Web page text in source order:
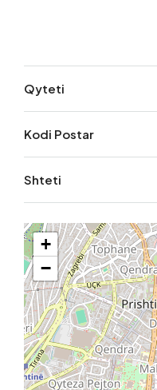
Qyteti
Kodi Postar
Shteti
+
−